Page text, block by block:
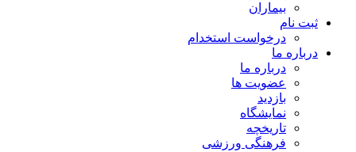
بيماران
ثبت نام
درخواست استخدام
درباره ما
درباره ما
عضویت ها
بازدید
نمایشگاه
تاريخچه
فرهنگی ورزشی